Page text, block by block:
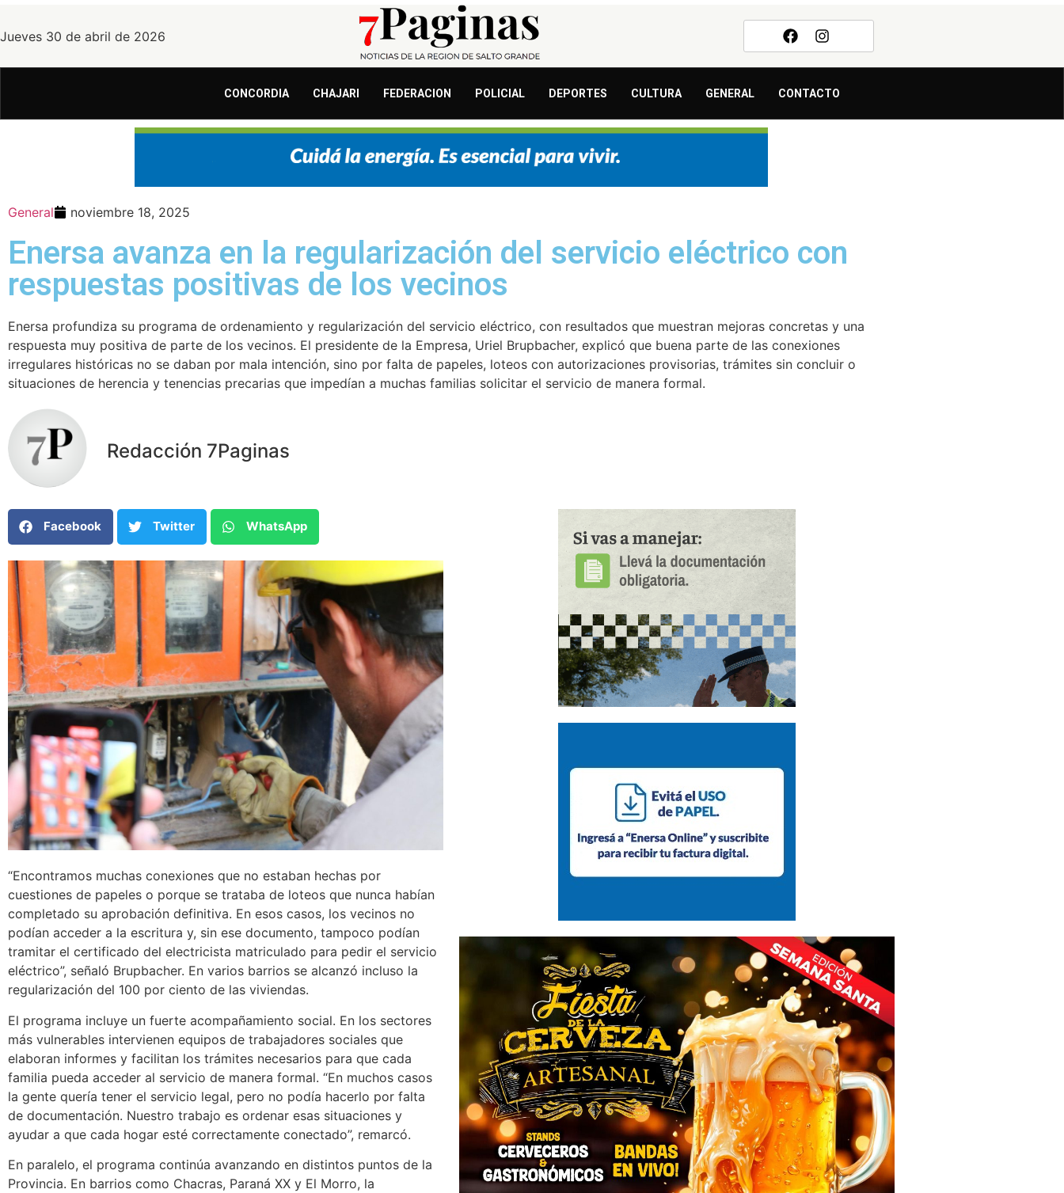
Jueves 30 de abril de 2026
CONCORDIA CHAJARI FEDERACION POLICIAL DEPORTES CULTURA GENERAL CONTACTO
General noviembre 18, 2025
Enersa avanza en la regularización del servicio eléctrico con
respuestas positivas de los vecinos
Enersa profundiza su programa de ordenamiento y regularización del servicio eléctrico, con resultados que muestran mejoras concretas y una
respuesta muy positiva de parte de los vecinos. El presidente de la Empresa, Uriel Brupbacher, explicó que buena parte de las conexiones
irregulares históricas no se daban por mala intención, sino por falta de papeles, loteos con autorizaciones provisorias, trámites sin concluir o
situaciones de herencia y tenencias precarias que impedían a muchas familias solicitar el servicio de manera formal.
Redacción 7Paginas
Facebook Twitter WhatsApp
“Encontramos muchas conexiones que no estaban hechas por
cuestiones de papeles o porque se trataba de loteos que nunca habían
completado su aprobación definitiva. En esos casos, los vecinos no
podían acceder a la escritura y, sin ese documento, tampoco podían
tramitar el certificado del electricista matriculado para pedir el servicio
eléctrico”, señaló Brupbacher. En varios barrios se alcanzó incluso la
regularización del 100 por ciento de las viviendas.
El programa incluye un fuerte acompañamiento social. En los sectores
más vulnerables intervienen equipos de trabajadores sociales que
elaboran informes y facilitan los trámites necesarios para que cada
familia pueda acceder al servicio de manera formal. “En muchos casos
la gente quería tener el servicio legal, pero no podía hacerlo por falta
de documentación. Nuestro trabajo es ordenar esas situaciones y
ayudar a que cada hogar esté correctamente conectado”, remarcó.
En paralelo, el programa continúa avanzando en distintos puntos de la
Provincia. En barrios como Chacras, Paraná XX y El Morro, la